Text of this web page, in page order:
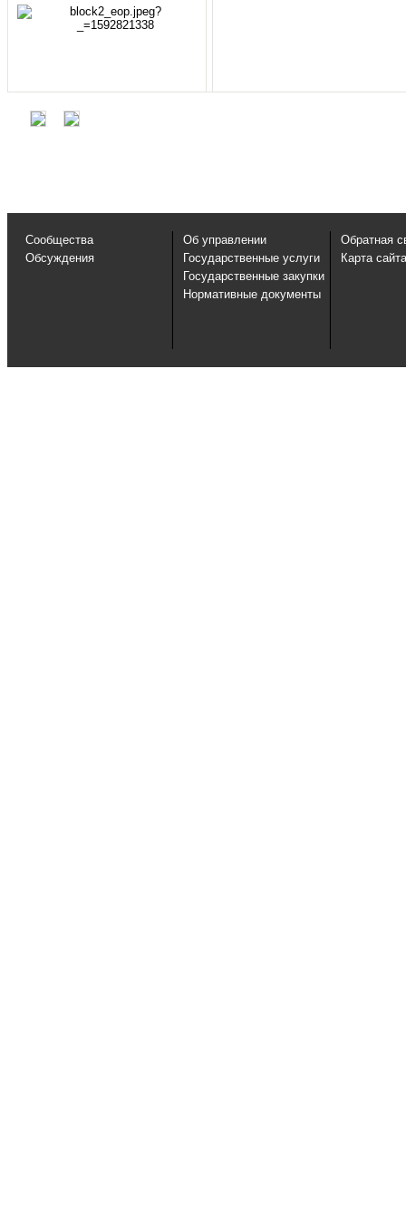
Сообщества
Обсуждения
Об управлении
Государственные услуги
Государственные закупки
Нормативные документы
Обратная
Карта